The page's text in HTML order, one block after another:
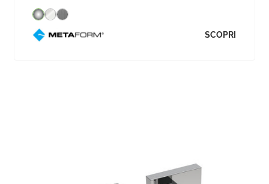
SCOPRI